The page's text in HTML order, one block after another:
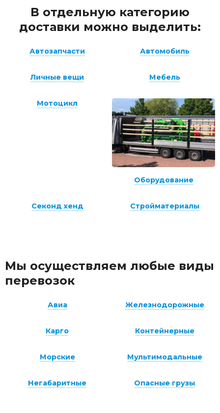
Мы осуществляем любые виды
перевозок
Авиа Железнодорожные
Карго Контейнерные
Морские Мультимодальные
Негабаритные Опасные грузы
В отдельную категорию
доставки можно выделить:
Автозапчасти Автомобиль
Личные вещи Мебель
Мотоцикл
Оборудование
Секонд хенд Стройматериалы